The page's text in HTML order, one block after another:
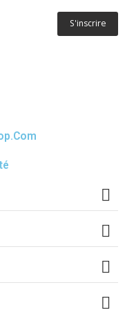
S'inscrire



